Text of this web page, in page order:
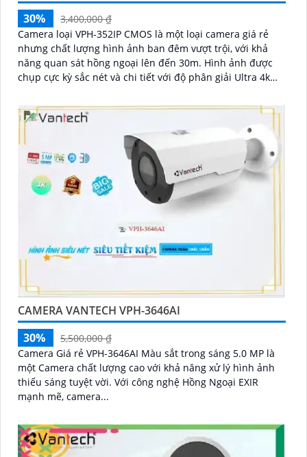
30%
3,400,000 ₫
Camera loại VPH-352IP CMOS là một loại camera giá rẻ
nhưng chất lượng hình ảnh ban đêm vượt trội, với khả
năng quan sát hồng ngoại lên đến 30m. Hình ảnh được
chụp cực kỳ sắc nét và chi tiết với độ phân giải Ultra 4k
CAMERA VANTECH VPH-3646AI
30%
5,500,000 ₫
Camera Giá rẻ VPH-3646AI Màu sắt trong sáng 5.0 MP là
một Camera chất lượng cao với khả năng xử lý hình ảnh
thiếu sáng tuyệt vời. Với công nghệ Hồng Ngoại EXIR
mạnh mẽ, camera...